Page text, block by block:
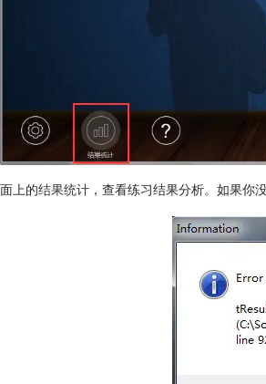
上的结果统计 ，查看练习结果分析。如果你